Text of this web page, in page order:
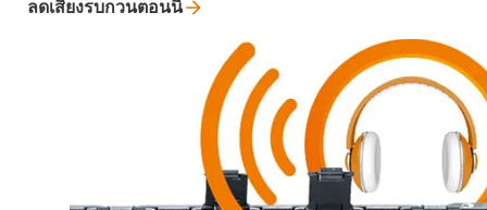
ลดเสียงรบกวนตอนนี้